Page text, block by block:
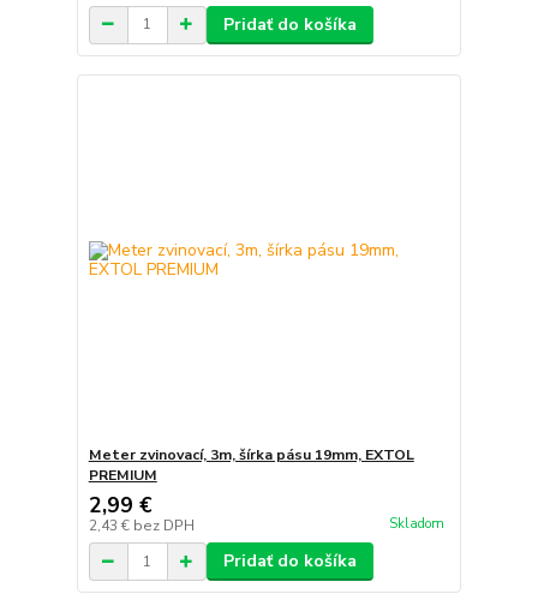
Pridať do košíka
Meter zvinovací, 3m, šírka pásu 19mm, EXTOL
PREMIUM
2,99 €
2,43 € bez DPH Skladom
Pridať do košíka